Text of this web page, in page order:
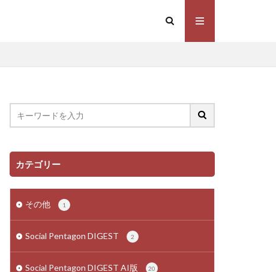
カテゴリー
その他 1
Social Pentagon DIGEST 2
Social Pentagon DIGEST AI版 20